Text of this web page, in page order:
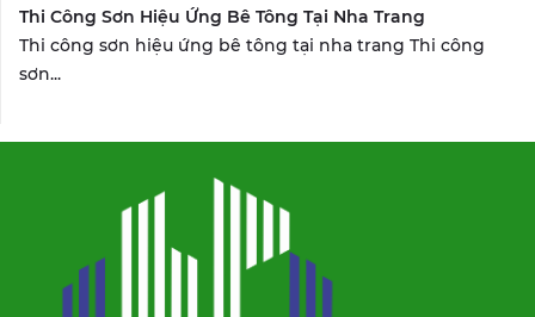
Thi Công Sơn Hiệu Ứng Bê Tông Tại Nha Trang
Thi công sơn hiệu ứng bê tông tại nha trang Thi công
sơn...